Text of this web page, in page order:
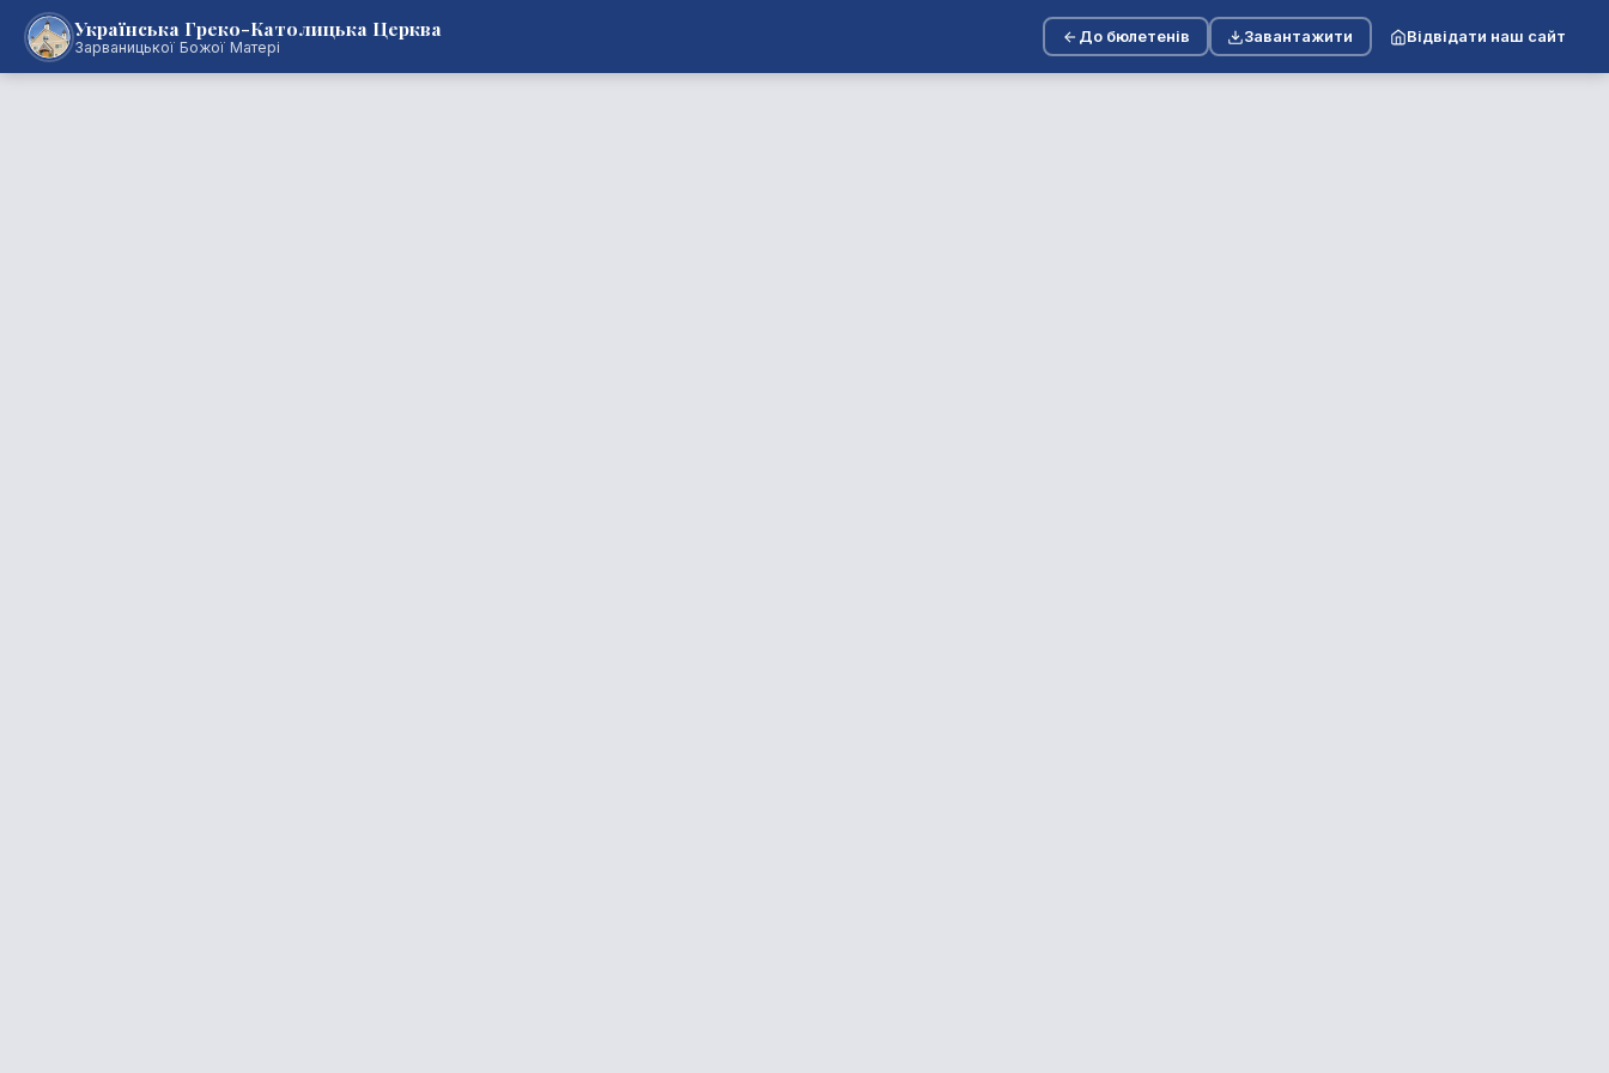
Українська Греко-Католицька Церква
Зарваницької Божої Матері
До бюлетенів Завантажити Відвідати наш сайт